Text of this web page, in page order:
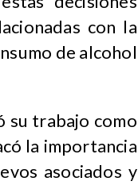
con la
de alcohol
su trabajo como
la importancia
asociados y